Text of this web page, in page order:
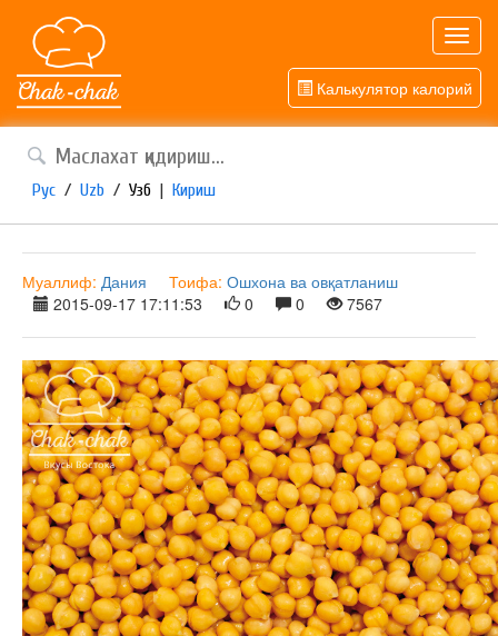
Калькулятор калорий
Рус / Uzb / Узб | Кириш
Муаллиф: Дания Тоифа: Ошхона ва овқатланиш
2015-09-17 17:11:53
0 0 7567